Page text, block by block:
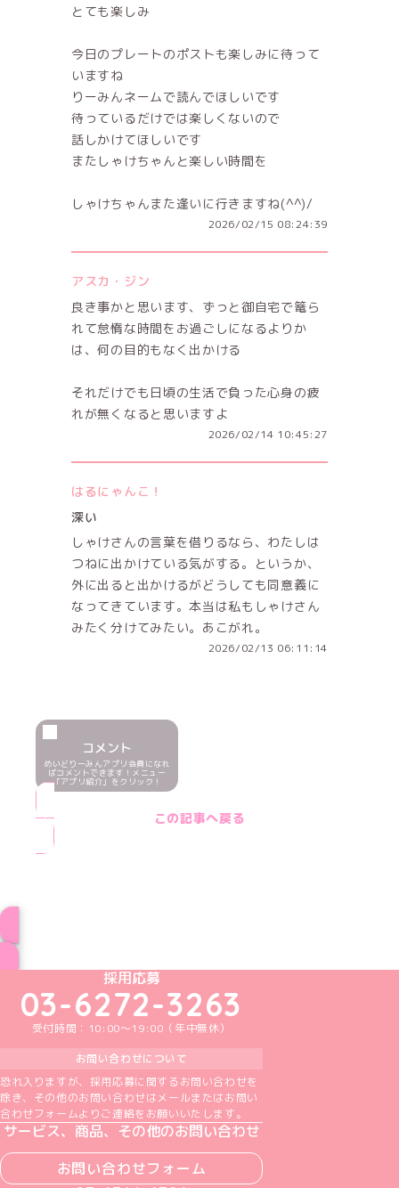
とても楽しみ
今日のプレートのポストも楽しみに待って
いますね
りーみんネームで読んでほしいです
待っているだけでは楽しくないので
話しかけてほしいです
またしゃけちゃんと楽しい時間を
しゃけちゃんまた逢いに行きますね(⁠^⁠^⁠)/
2026/02/15 08:24:39
アスカ・ジン
良き事かと思います、ずっと御自宅で篭ら
れて怠惰な時間をお過ごしになるよりか
は、何の目的もなく出かける
それだけでも日頃の生活で負った心身の疲
れが無くなると思いますよ
2026/02/14 10:45:27
はるにゃんこ！
深い
しゃけさんの言葉を借りるなら、わたしは
つねに出かけている気がする。というか、
外に出ると出かけるがどうしても同意義に
なってきています。本当は私もしゃけさん
みたく分けてみたい。あこがれ。
2026/02/13 06:11:14
コメント
めいどりーみんアプリ会員になれ
ばコメントできます！メニュー
「アプリ紹介」をクリック！
この記事へ戻る
めいどりーみんTikTok公式アカウント
めいどりーみんX公式アカウント
めいどりーみんInstagram公式アカウント
めいどりーみんFacebook公式アカウン
めいどりーみんYouTube公式アカ
採用応募
03-6272-3263
受付時間：10:00～19:00（年中無休）
お問い合わせについて
恐れ入りますが、採用応募に関するお問い合わせを
除き、その他のお問い合わせはメールまたはお問い
合わせフォームよりご連絡をお願いいたします。
サービス、商品、その他のお問い合わせ
お問い合わせフォーム